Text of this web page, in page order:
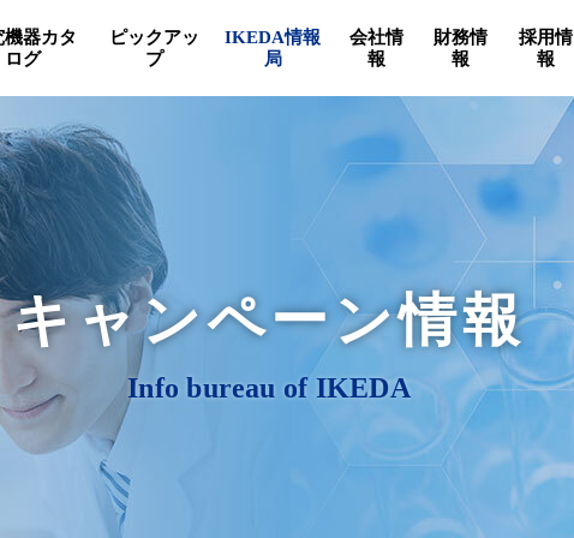
機器カタ
ログ
ピックアッ
プ
IKEDA情報
局
会社情
報
財務情
報
採用情
報
キャンペーン情報